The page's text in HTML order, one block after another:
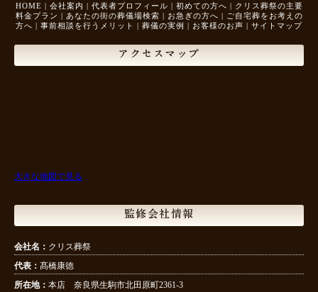
HOME | 会社案内 | 代表者プロフィール | 初めての方へ | クリス葬祭の主要
料金プラン | あなたの街の葬儀場検索 | お急ぎの方へ | ご自宅葬をお考えの
方へ | 事前相談を行うメリット | 葬儀の実例 | お客様のお声 | サイトマップ
アクセスマップ
大きな地図で見る
監修会社情報
会社名： クリス葬祭
代表： 髙橋康徳
所在地： 本店 奈良県生駒市北田原町2361-3